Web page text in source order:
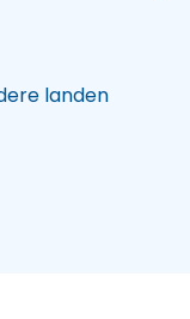
landen